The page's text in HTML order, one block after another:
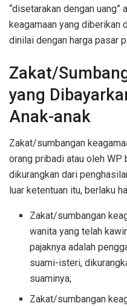
“disetarakan dengan
keagamaan yang diberikan
dinilai dengan harga pasar
Zakat/
yang
Anak-anak
Zakat/sumbangan
orang pribadi atau oleh WP
dikurangkan dari
luar ketentuan itu, berlaku
Zakat/sumbangan
wanita yang telah
pajaknya adalah
suami-isteri,
suaminya;
Zakat/sumbangan